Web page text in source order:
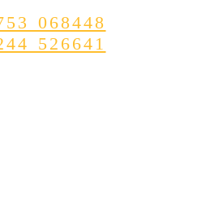
068448
526641